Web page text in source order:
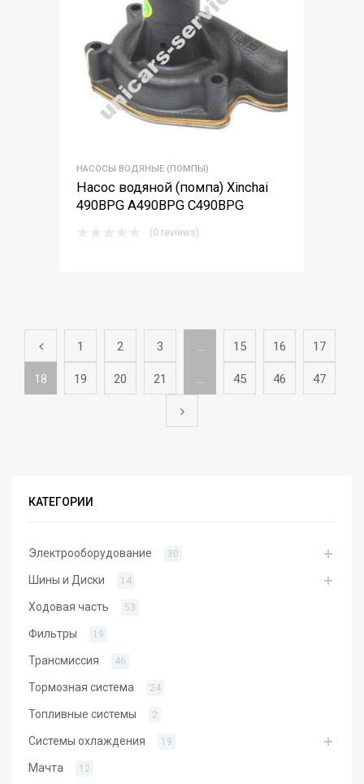
НАСОСЫ ВОДЯНЫЕ (ПОМПЫ)
Насос водяной (помпа) Xinchai
490BPG A490BPG C490BPG
(0 reviews)
1 2 3 15 16 17
18 19 20 21 45 46 47
КАТЕГОРИИ
Электрооборудование 30
Шины и Диски 14
Ходовая часть 53
Фильтры 19
Трансмиссия 46
Тормозная система 24
Топливные системы 2
Системы охлаждения 19
Мачта 12